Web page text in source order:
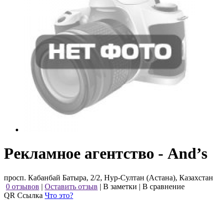
Рекламное агентство - And’s
просп. Кабанбай Батыра, 2/2, Нур-Султан (Астана), Казахстан
0 отзывов | Оставить отзыв | В заметки | В сравнение
QR Ссылка Что это?